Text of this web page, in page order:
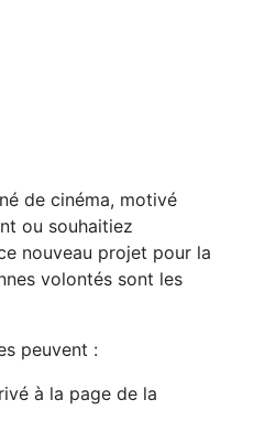
de cinéma, motivé
ou souhaitiez
nouveau projet pour la
volontés sont les
peuvent :
à la page de la